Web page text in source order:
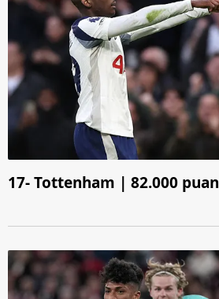
17- Tottenham | 82.000 puan